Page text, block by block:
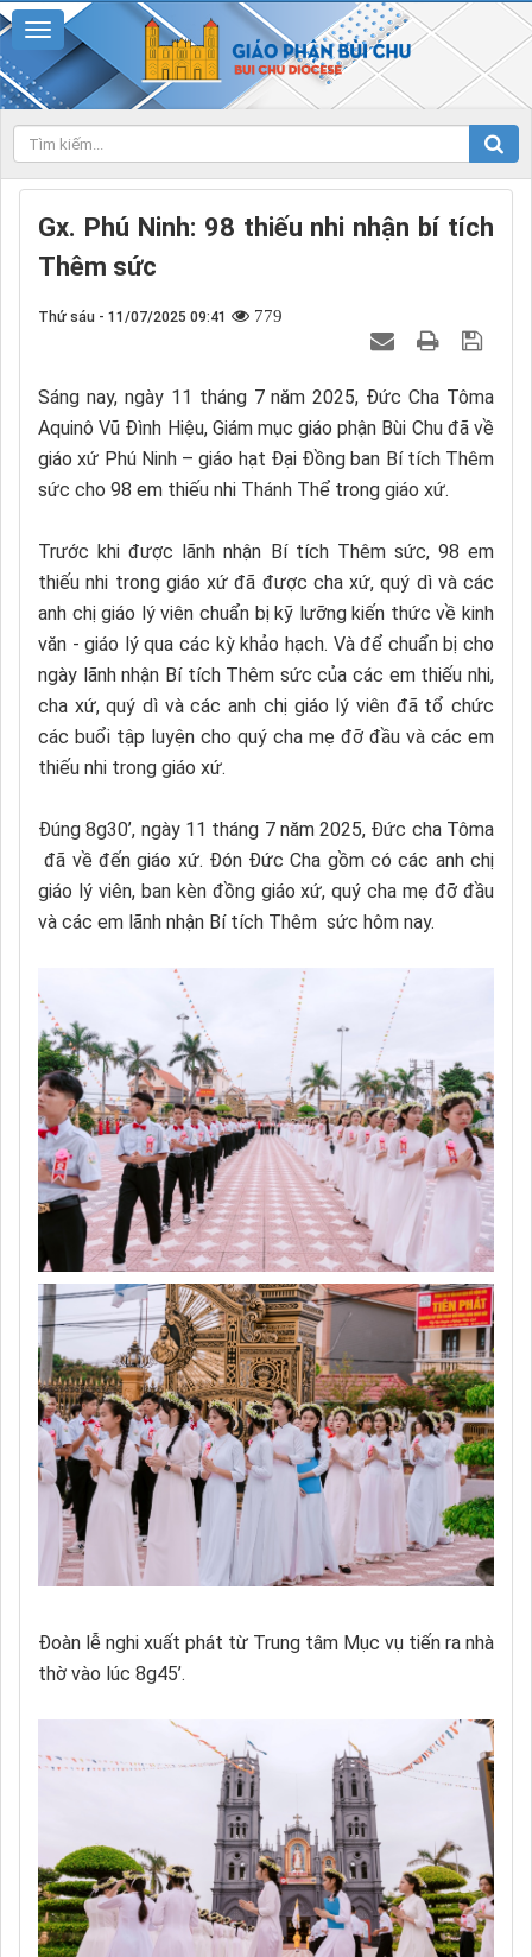
Gx. Phú Ninh: 98 thiếu nhi nhận bí tích
Thêm sức
Thứ sáu - 11/07/2025 09:41 779
Sáng nay, ngày 11 tháng 7 năm 2025, Đức Cha Tôma
Aquinô Vũ Đình Hiệu, Giám mục giáo phận Bùi Chu đã về
giáo xứ Phú Ninh – giáo hạt Đại Đồng ban Bí tích Thêm
sức cho 98 em thiếu nhi Thánh Thể trong giáo xứ.
Trước khi được lãnh nhận Bí tích Thêm sức, 98 em
thiếu nhi trong giáo xứ đã được cha xứ, quý dì và các
anh chị giáo lý viên chuẩn bị kỹ lưỡng kiến thức về kinh
văn - giáo lý qua các kỳ khảo hạch. Và để chuẩn bị cho
ngày lãnh nhận Bí tích Thêm sức của các em thiếu nhi,
cha xứ, quý dì và các anh chị giáo lý viên đã tổ chức
các buổi tập luyện cho quý cha mẹ đỡ đầu và các em
thiếu nhi trong giáo xứ.
Đúng 8g30’, ngày 11 tháng 7 năm 2025, Đức cha Tôma
đã về đến giáo xứ. Đón Đức Cha gồm có các anh chị
giáo lý viên, ban kèn đồng giáo xứ, quý cha mẹ đỡ đầu
và các em lãnh nhận Bí tích Thêm sức hôm nay.
Đoàn lễ nghi xuất phát từ Trung tâm Mục vụ tiến ra nhà
thờ vào lúc 8g45’.